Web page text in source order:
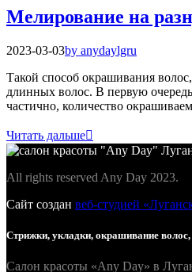
Мелирование на
2023-03-03by anydaylgru
Такой способ окрашивания
длинных волос. В первую
частично, количество
Читать дальше
All rights reserved Any Day 2023.
Сайт создан веб-студией
Стрижки, укладки, окрашивание
Салон красоты «Any Day» в